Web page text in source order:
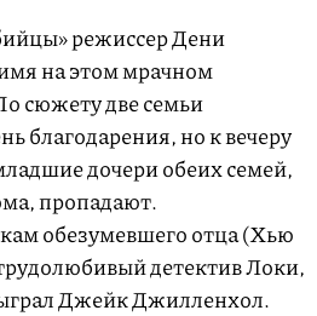
режиссер Дени
на этом мрачном
сюжету две семьи
благодарения, но к вечеру
дочери обеих семей,
пропадают.
обезумевшего отца (Хью
детектив Локи,
Джейк Джилленхол.